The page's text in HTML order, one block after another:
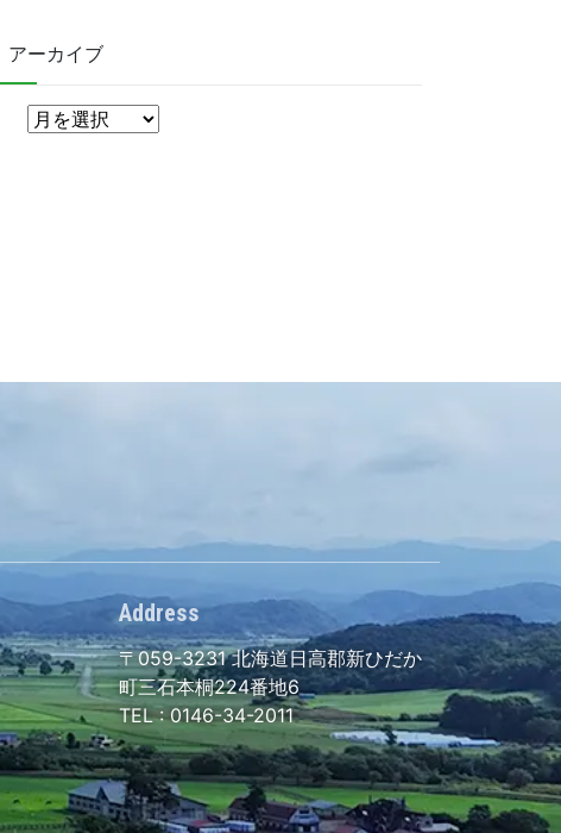
アーカイブ
ア
Address
〒059-3231北海道日高郡新ひだか
町三石本桐224番地6
TEL :0146-34-2011